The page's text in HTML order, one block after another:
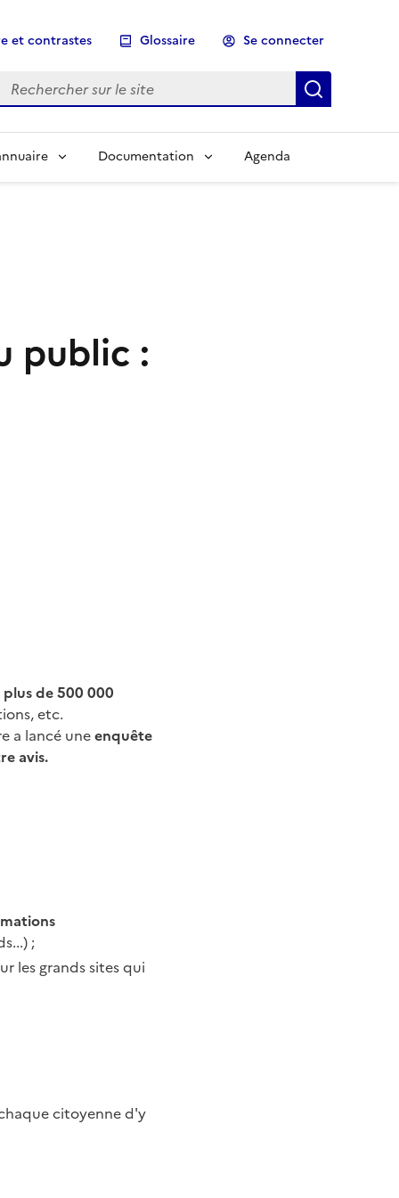
et contrastes Glossaire Se connecter
Rechercher sur le site
Documentation Agenda
public :
de 500 000
etc.
a lancé uneenquête
avis.
;
les grands sites qui
citoyenne d'y